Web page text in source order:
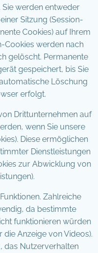
Sie werden entweder
Sitzung (Session-
Cookies) auf Ihrem
Cookies werden nach
gelöscht. Permanente
gespeichert, bis Sie
Löschung
erfolgt.
Drittunternehmen auf
wenn Sie unsere
Diese ermöglichen
Dienstleistungen
zur Abwicklung von
Zahlreiche
da bestimmte
funktionieren würden
Anzeige von Videos).
das Nutzerverhalten